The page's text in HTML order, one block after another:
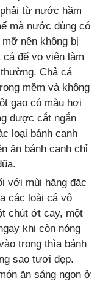
từ nước hầm
mà nước dùng có
nên không bị
cá để vo viên làm
Chả cá
mềm và không
gạo có màu hơi
được cắt ngắn
loại bánh canh
ăn bánh canh chỉ
với mùi hăng đặc
các loài cá vô
chút ớt cay, một
khi còn nóng
trong thìa bánh
sao tươi đẹp.
ăn sáng ngon ở